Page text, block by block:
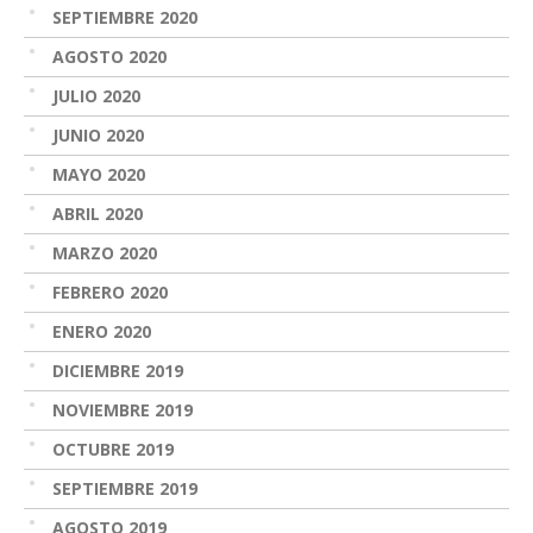
SEPTIEMBRE 2020
AGOSTO 2020
JULIO 2020
JUNIO 2020
MAYO 2020
ABRIL 2020
MARZO 2020
FEBRERO 2020
ENERO 2020
DICIEMBRE 2019
NOVIEMBRE 2019
OCTUBRE 2019
SEPTIEMBRE 2019
AGOSTO 2019